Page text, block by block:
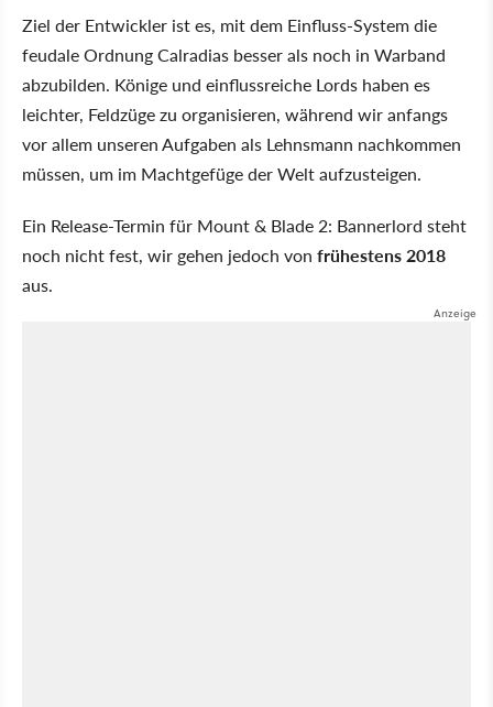
Ziel der Entwickler ist es, mit dem Einfluss-System die
feudale Ordnung Calradias besser als noch in Warband
abzubilden. Könige und einflussreiche Lords haben es
leichter, Feldzüge zu organisieren, während wir anfangs
vor allem unseren Aufgaben als Lehnsmann nachkommen
müssen, um im Machtgefüge der Welt aufzusteigen.
Ein Release-Termin für Mount & Blade 2: Bannerlord steht
noch nicht fest, wir gehen jedoch von frühestens 2018
aus.